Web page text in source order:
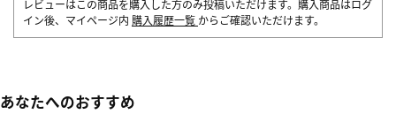
レビューはこの商品を購入した方のみ投稿いただけます。購入商品はログ
イン後、マイページ内 購入履歴一覧 からご確認いただけます。
あなたへのおすすめ